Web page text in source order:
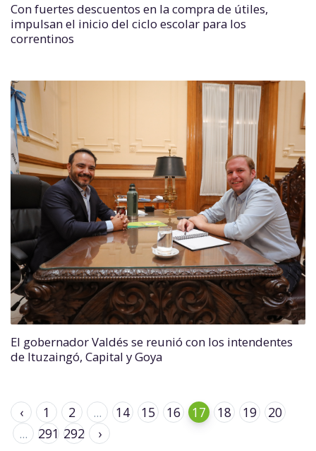
Con fuertes descuentos en la compra de útiles,
impulsan el inicio del ciclo escolar para los
correntinos
El gobernador Valdés se reunió con los intendentes
de Ituzaingó, Capital y Goya
‹ 1 2 ... 14 15 16 17 18 19
20
...
291 292 ›